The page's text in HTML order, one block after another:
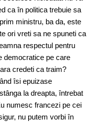
ca în politica trebuie sa
ministru, ba da, este
ori vreti sa ne spuneti ca
respectul pentru
democratice pe care
credeti ca traim?
îsi epuizase
la dreapta, întrebat
numesc francezi pe cei
nu putem vorbi în